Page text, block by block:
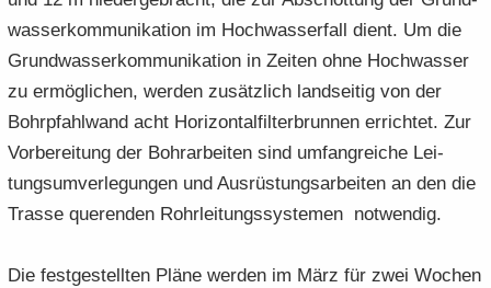
was­ser­kom­mu­ni­ka­ti­on im Hoch­was­ser­fall dient. Um die
Grund­was­ser­kom­mu­ni­ka­ti­on in Zei­ten ohne Hoch­was­ser
zu er­mög­li­chen, wer­den zu­sätz­lich land­sei­tig von der
Bohr­pfahl­wand acht Ho­ri­zon­tal­fil­ter­brun­nen er­rich­tet. Zur
Vor­be­rei­tung der Bohr­ar­bei­ten sind um­fang­rei­che Lei­
tungs­um­ver­le­gun­gen und Aus­rüs­tungs­ar­bei­ten an den die
Tras­se que­ren­den Rohr­lei­tungs­sys­te­men not­wen­dig.
Die fest­ge­stell­ten Pläne wer­den im März für zwei Wo­chen